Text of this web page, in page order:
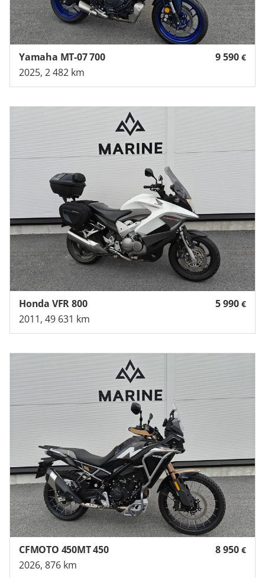
9 590 €
Yamaha MT-07 700
2025, 2 482 km
5 990 €
Honda VFR 800
2011, 49 631 km
8 950 €
CFMOTO 450MT 450
2026, 876 km